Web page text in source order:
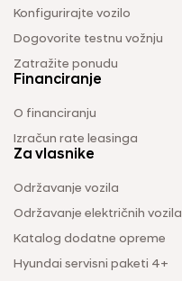
Konfigurirajte vozilo
Dogovorite testnu vožnju
Zatražite ponudu
Financiranje
O financiranju
Izračun rate leasinga
Za vlasnike
Održavanje vozila
Održavanje električnih vozila
Katalog dodatne opreme
Hyundai servisni paketi 4+